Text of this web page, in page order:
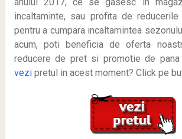
incaltaminte, sau profita de
pentru a cumpara incaltamintea
acum, poti beneficia de oferta
reducere de pret si promotie de pana
vezi pretul in acest moment? Click pe